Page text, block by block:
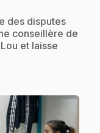
des disputes
conseillère de
et laisse